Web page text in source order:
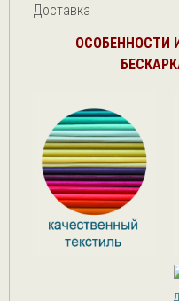
Доставка
ОСОБЕННОСТИ